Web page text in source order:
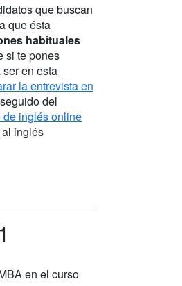
que buscan
que ésta
habituales
si te pones
en esta
la entrevista en
del
de inglés online
inglés
en el curso